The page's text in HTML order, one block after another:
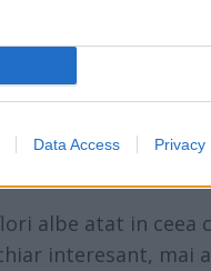
Data Access Privacy
albe atat in ceea
interesant, mai